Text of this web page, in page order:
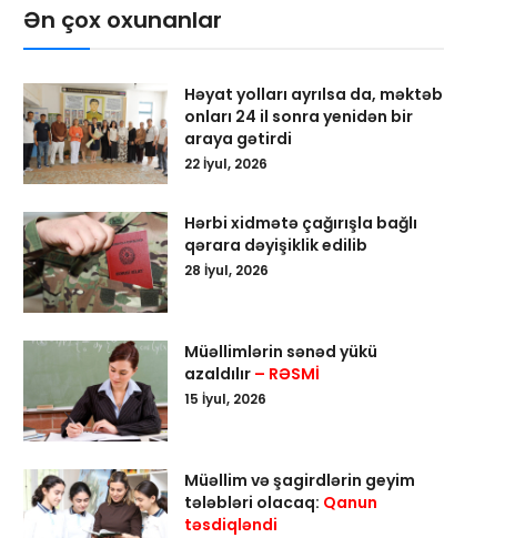
Ən çox oxunanlar
Həyat yolları ayrılsa da, məktəb
onları 24 il sonra yenidən bir
araya gətirdi
22 İyul, 2026
Hərbi xidmətə çağırışla bağlı
qərara dəyişiklik edilib
28 İyul, 2026
Müəllimlərin sənəd yükü
azaldılır – RƏSMİ
15 İyul, 2026
Müəllim və şagirdlərin geyim
tələbləri olacaq: Qanun
təsdiqləndi